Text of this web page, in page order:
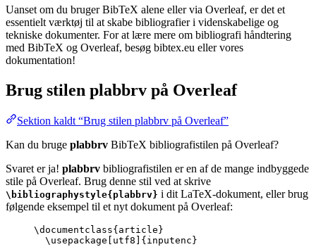
Uanset om du bruger BibTeX alene eller via Overleaf, er det et
essentielt værktøj til at skabe bibliografier i videnskabelige og
tekniske dokumenter. For at lære mere om bibliografi håndtering
med BibTeX og Overleaf, besøg bibtex.eu eller vores
dokumentation!
Brug stilen plabbrv på Overleaf
Sektion kaldt “Brug stilen plabbrv på Overleaf”
Kan du bruge plabbrv BibTeX bibliografistilen på Overleaf?
Svaret er ja! plabbrv bibliografistilen er en af de mange indbyggede
stile på Overleaf. Brug denne stil ved at skrive
\bibliographystyle{plabbrv} i dit LaTeX-dokument, eller brug
følgende eksempel til et nyt dokument på Overleaf:
\documentclass{ article }
\usepackage
utf8 ]{ inputenc }